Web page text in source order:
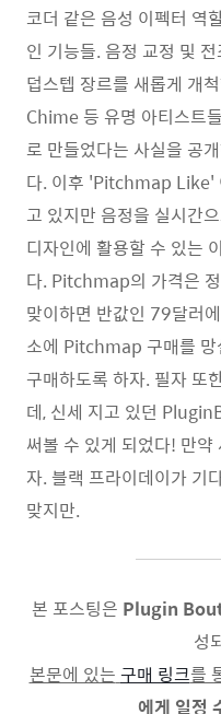
코더 같은 음성 이펙터 역
인 기능들. 음정 교정 및
덥스텝 장르를 새롭게 개
Chime 등 유명 아티스트
로 만들었다는 사실을 공
다. 이후 'Pitchmap Like'
고 있지만 음정을 실시간
디자인에 활용할 수 있는
다. Pitchmap의 가격은
맞이하면 반값인 79달러
소에 Pitchmap 구매를 망
구매하도록 하자. 필자 또
데, 신세 지고 있던
써볼 수 있게 되었다! 만
자. 블랙 프라이데이가 기
맞지만.
본 포스팅은 Plugin
성
본문에 있는 구매 링크를
에게 일정